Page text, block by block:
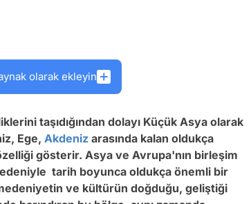
olarak ekleyin
taşıdığından dolayı Küçük Asya olarak
Ege, Akdeniz arasında kalan oldukça
gösterir. Asya ve Avrupa'nın birleşim
tarih boyunca oldukça önemli bir
ve kültürün doğduğu, geliştiği